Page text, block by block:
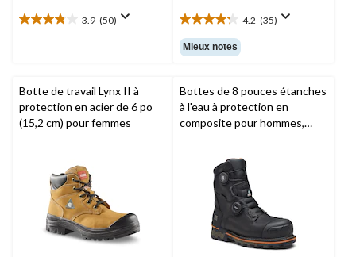
3.9 (50)
3.9
50
évaluations
4.2 (35)
4.2
étoile(s)
sur
35
évaluations
Mieux notes
Botte de travail Lynx II à
protection en acier de 6 po
(15,2 cm) pour femmes
Bottes de 8 pouces étanches
à l'eau à protection en
composite pour hommes,